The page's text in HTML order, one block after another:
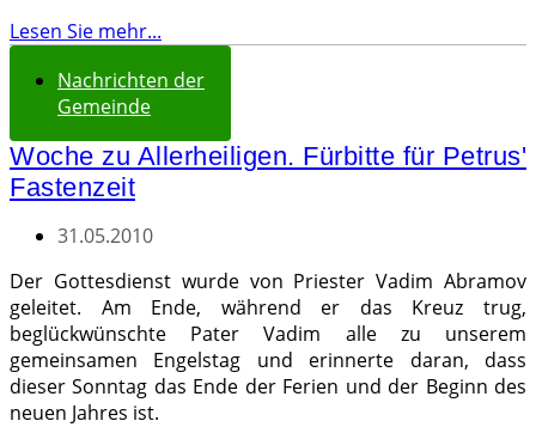
Lesen Sie mehr...
Nachrichten der
Gemeinde
Woche zu Allerheiligen. Fürbitte für Petrus'
Fastenzeit
31.05.2010
Der Gottesdienst wurde von Priester Vadim Abramov
geleitet. Am Ende, während er das Kreuz trug,
beglückwünschte Pater Vadim alle zu unserem
gemeinsamen Engelstag und erinnerte daran, dass
dieser Sonntag das Ende der Ferien und der Beginn des
neuen Jahres ist.